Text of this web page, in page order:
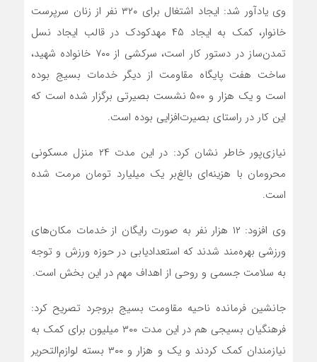
وی یادآور شد: ایجاد اشتغال برای ۳۲۰ نفر از زنان سرپرست
خانوار، کمک به ایجاد ۴۵ مهدکودک در قالب ایجاد نسل
تمدن‌ساز در دستور کار است، سرکشی از ۷۰۰ خانواده شهید،
ساخت هفت پایگاه مقاومت از دیگر خدمات بسیج بوده
است و یک هزار و ۵۰۰ نشست بصیرتی برگزار شده است که
این کار در راستای بصیرت‌افزایی بوده است.
نیازی‌پور خاطر نشان کرد: در این مدت ۲۴ منزل مسکونی
محرومان با هزینه‌ای بالغ‌بر یک میلیارد تومان مرمت شده
است.
وی افزود: ۱۲ هزار نفر به صورت رایگان از خدمات مکان‌های
ورزشی بهره‌مند شدند که استعدادیابی در حوزه ورزش و توجه
به سلامت جسمی و روحی از اهداف مهم در این بخش است.
جانشین فرمانده ناحیه مقاومت بسیج بروجرد تصریح کرد:
فرهنگیان بسیجی هم در این مدت ۳۰۰ میلیون برای کمک به
نیازمندان کمک کردند و یک و هزار و ۳۰۰ بسته لوازم‌التحریر